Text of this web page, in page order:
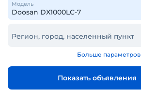
Модель
Регион, город, населенный пункт
Больше параметров
Показать объявления